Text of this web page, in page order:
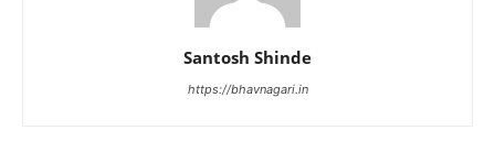
Santosh Shinde
https://bhavnagari.in